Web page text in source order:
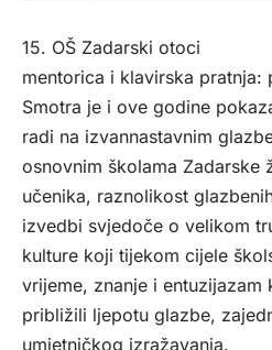
15. OŠ Zadarski otoci
mentorica i klavirska pratnja:
Smotra je i ove godine
radi na izvannastavnim
osnovnim školama Zadarske
učenika, raznolikost
izvedbi svjedoče o velikom
kulture koji tijekom cijele
vrijeme, znanje i entuzijazam
približili ljepotu glazbe,
umjetničkog izražavanja.